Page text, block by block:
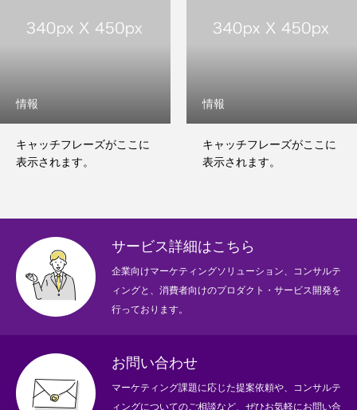
情報
キャッチフレーズがここに
表示されます。
情報
キャッチフレーズがここに
表示されます。
サービス詳細はこちら
企業向けマーケティングソリューション、コンサルテ
ィングと、消費者向けのプロダクト・サービス開発を
行っております。
お問い合わせ
マーケティング課題に応じた提案依頼や、コンサルテ
ィングについてのご相談など、ぜひお気軽にお問い合